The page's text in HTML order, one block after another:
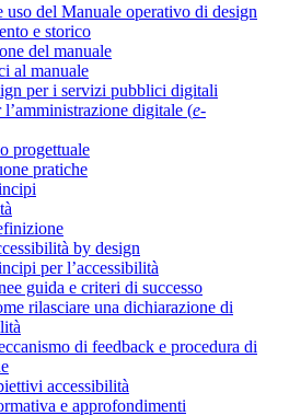
uso del Manuale operativo di design
e storico
del manuale
al manuale
per i servizi pubblici digitali
digitale (e-
progettuale
pratiche
by design
per l’accessibilità
guida e criteri di successo
rilasciare una dichiarazione di
di feedback e procedura di
accessibilità
e approfondimenti